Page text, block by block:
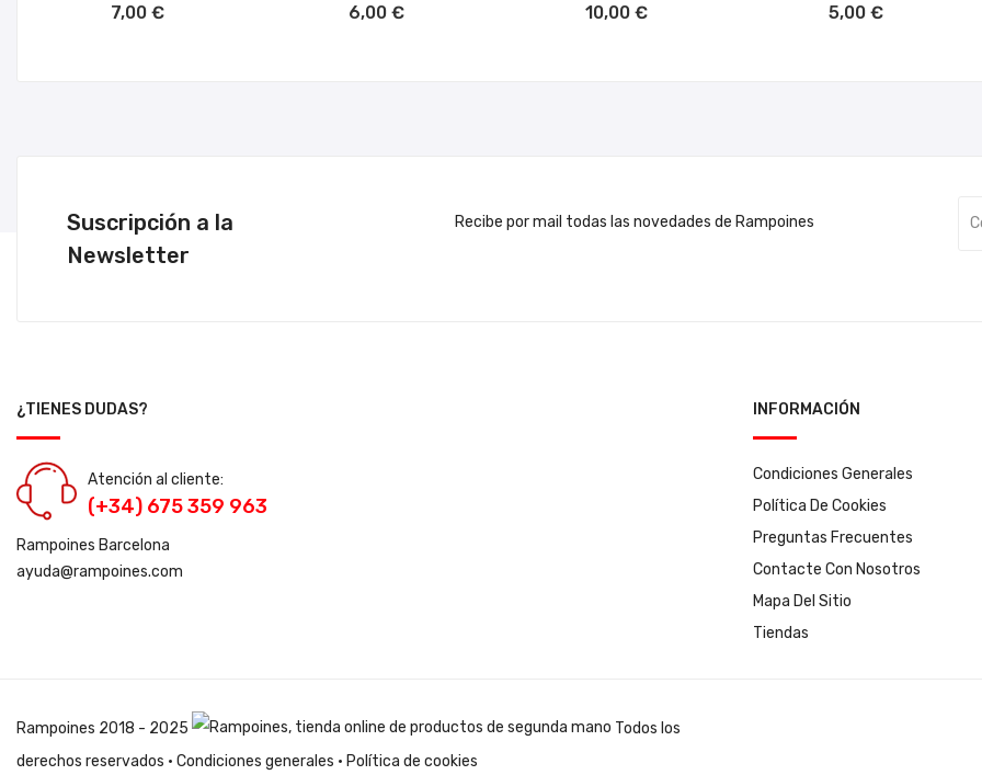
7,00 € 6,00 € 10,00 € 5,00 €
Suscripción a la
Newsletter
Recibe por mail todas las novedades de Rampoines
¿TIENES DUDAS?
Atención al cliente:
(+34) 675 359 963
Rampoines Barcelona
ayuda@rampoines.com
INFORMACIÓN
Condiciones Generales
Política De Cookies
Preguntas Frecuentes
Contacte Con Nosotros
Mapa Del Sitio
Tiendas
Rampoines 2018 - 2025
Todos los
derechos reservados · Condiciones generales · Política de cookies